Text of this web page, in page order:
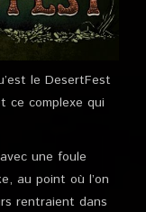
le DesertFest
ce complexe qui
une foule
au point où l’on
rentraient dans